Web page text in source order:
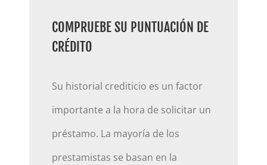
COMPRUEBE SU PUNTUACIÓN DE
CRÉDITO
Su historial crediticio es un factor
importante a la hora de solicitar un
préstamo. La mayoría de los
prestamistas se basan en la